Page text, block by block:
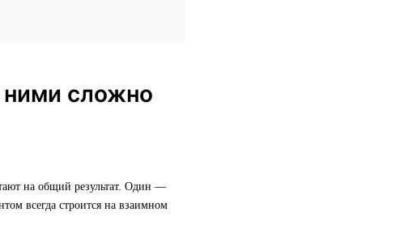
ними сложно
на общий результат. Один —
всегда строится на взаимном